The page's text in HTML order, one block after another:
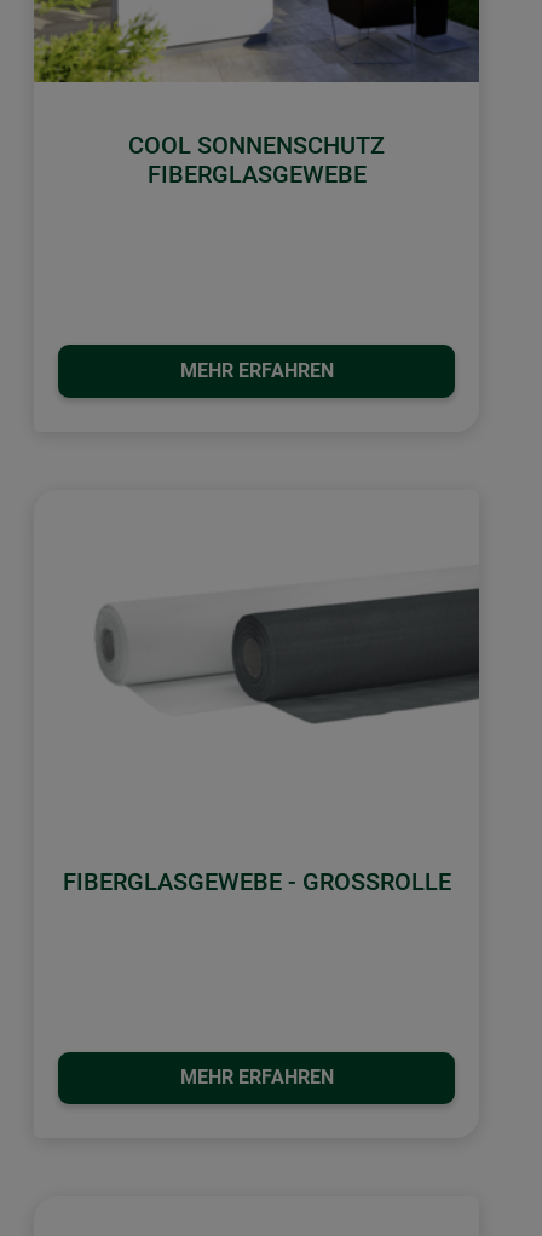
COOL SONNENSCHUTZ
FIBERGLASGEWEBE
MEHR ERFAHREN
FIBERGLASGEWEBE - GROSSROLLE
MEHR ERFAHREN